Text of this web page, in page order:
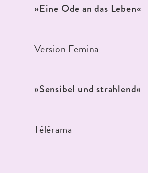
»Eine Ode an das Leben«
Version Femina
»Sensibel und strahlend«
Télérama